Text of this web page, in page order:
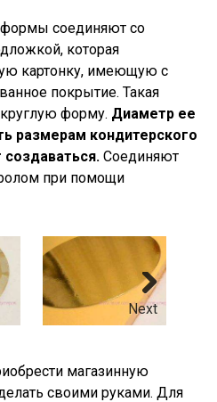
соединяют со
которая
картонку, имеющую с
покрытие. Такая
форму. Диаметр ее
размерам кондитерского
создаваться.Соединяют
при помощи
Next
магазинную
своими руками. Для